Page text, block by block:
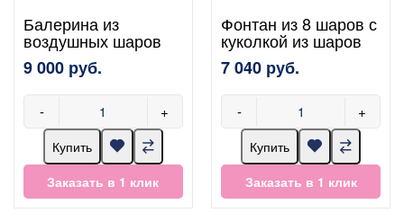
Балерина из
воздушных шаров
9 000 руб.
- +
Купить
Заказать в 1 клик
Фонтан из 8 шаров с
куколкой из шаров
7 040 руб.
- +
Купить
Заказать в 1 клик